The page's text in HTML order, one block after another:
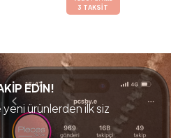
3 TAKSİT
EDİN!
ürünlerden ilk siz